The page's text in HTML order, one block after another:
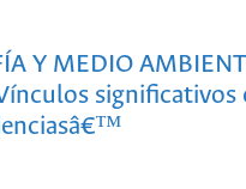
Y MEDIO
significativos